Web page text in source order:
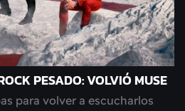
PESADO: VOLVIÓ MUSE
para volver a escucharlos